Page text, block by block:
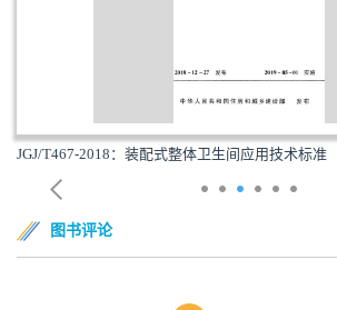
JGJ/T467-2018：装配式整体卫生间应用技术标准
图书评论